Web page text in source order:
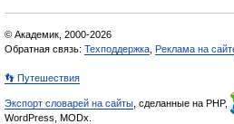
© Академик, 2000-2026
Обратная связь: Техподдержка Реклама на
👣 Путешествия
Экспорт словарей на сайты , сделанные на PHP,
WordPress, MODx.